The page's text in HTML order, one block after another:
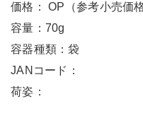
価格： OP（参考小売価
容量：70g
容器種類：袋
JANコード：
荷姿：